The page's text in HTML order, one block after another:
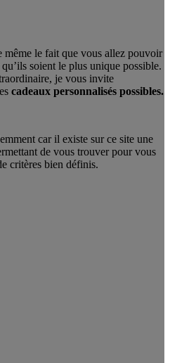
le fait que vous allez pouvoir
soient le plus unique possible.
je vous invite
cadeaux personnalisés possibles.
car il existe sur ce site une
de vous trouver pour vous
critères bien définis.